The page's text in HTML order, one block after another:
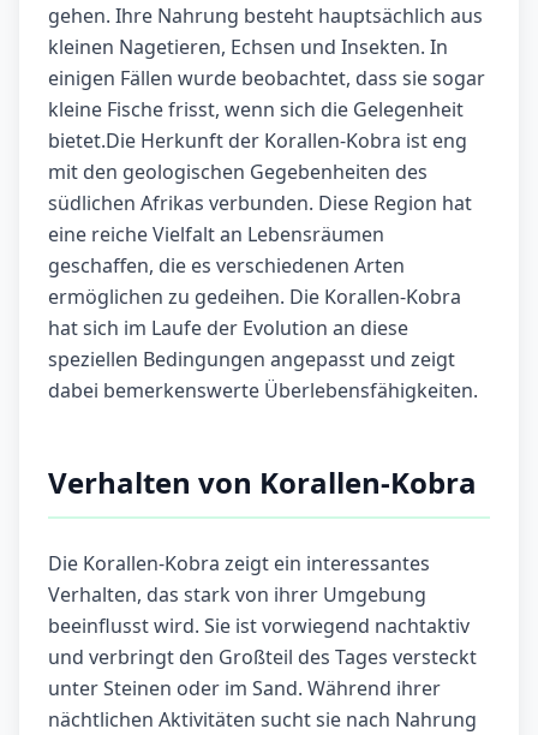
gehen. Ihre Nahrung besteht hauptsächlich aus
kleinen Nagetieren, Echsen und Insekten. In
einigen Fällen wurde beobachtet, dass sie sogar
kleine Fische frisst, wenn sich die Gelegenheit
bietet.Die Herkunft der Korallen-Kobra ist eng
mit den geologischen Gegebenheiten des
südlichen Afrikas verbunden. Diese Region hat
eine reiche Vielfalt an Lebensräumen
geschaffen, die es verschiedenen Arten
ermöglichen zu gedeihen. Die Korallen-Kobra
hat sich im Laufe der Evolution an diese
speziellen Bedingungen angepasst und zeigt
dabei bemerkenswerte Überlebensfähigkeiten.
Verhalten von Korallen-Kobra
Die Korallen-Kobra zeigt ein interessantes
Verhalten, das stark von ihrer Umgebung
beeinflusst wird. Sie ist vorwiegend nachtaktiv
und verbringt den Großteil des Tages versteckt
unter Steinen oder im Sand. Während ihrer
nächtlichen Aktivitäten sucht sie nach Nahrung